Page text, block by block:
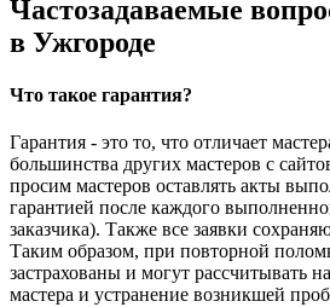
Частозадаваемые
в Ужгороде
Что такое гарантия?
Гарантия - это то, что отличает
большинства других мастеров с
просим мастеров оставлять акты
гарантией после каждого
заказчика). Также все заявки
Таким образом, при повторной
застрахованы и могут рассчитывать
мастера и устранение возникшей